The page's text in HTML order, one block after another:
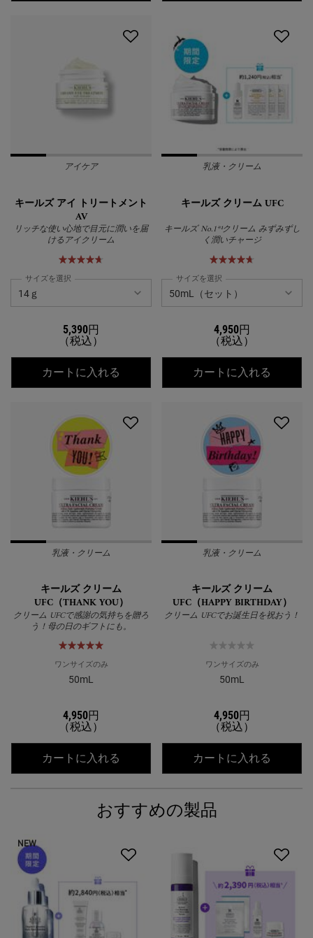
アイケア
キールズ アイ トリートメント
AV
リッチな使い心地で目元に潤いを届
けるアイクリーム
サイズを選択
5,390円
（税込）
カートに入れる キールズ アイ トリートメント AV
乳液・クリーム
キールズ クリーム UFC
キールズ No.1*¹クリーム みずみずし
く潤いチャージ
サイズを選択
4,950円
（税込）
カートに入れる
乳液・クリーム
キールズ クリーム
UFC（THANK YOU）
クリーム UFCで感謝の気持ちを贈ろ
う！母の日のギフトにも。
ワンサイズのみ
50mL
4,950円
（税込）
カートに入れる キールズ クリーム UFC（THANK YOU
乳液・クリーム
キールズ クリーム
UFC（HAPPY BIRTHDAY）
クリーム UFCでお誕生日を祝おう！
ワンサイズのみ
50mL
4,950円
（税込）
カートに入れる
おすすめの製品
NEW